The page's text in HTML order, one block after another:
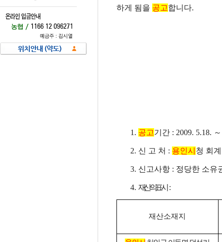
하게 됨을 공고합니다.
1. 공고기간 : 2009. 5.18.
2. 신 고 처 : 용인시 청 회
3. 신고사항 : 정당한 소유
4. 재산의 표시 :
재산소재지